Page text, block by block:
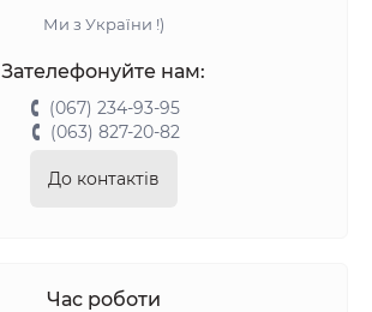
Ми з України !)
Зателефонуйте нам:
(067) 234-93-95
(063) 827-20-82
До контактів
Час роботи